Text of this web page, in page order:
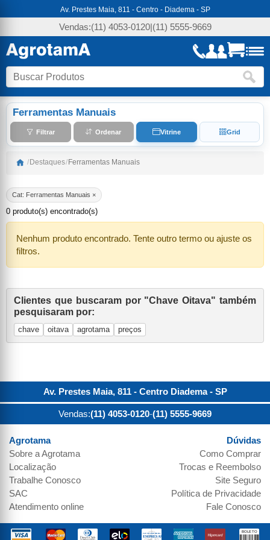
Av. Prestes Maia, 811 - Centro - Diadema - SP
Vendas:(11) 4053-0120|(11) 5555-9669
Ferramentas Manuais
Filtrar Ordenar Vitrine Grid
/ Destaques/ Ferramentas Manuais
Cat: Ferramentas Manuais ×
0 produto(s) encontrado(s)
Nenhum produto encontrado. Tente outro termo ou ajuste os
filtros.
Clientes que buscaram por "Chave Oitava" também
pesquisaram por:
chave oitava agrotama preços
Av. Prestes Maia, 811 - Centro Diadema- SP
Vendas:(11) 4053-0120-(11) 5555-9669
Agrotama
Sobre aAgrotama
Localização
Trabalhe Conosco
SAC
Atendimento online
Dúvidas
Como Comprar
Trocas e Reembolso
Site Seguro
Política de Privacidade
Fale Conosco